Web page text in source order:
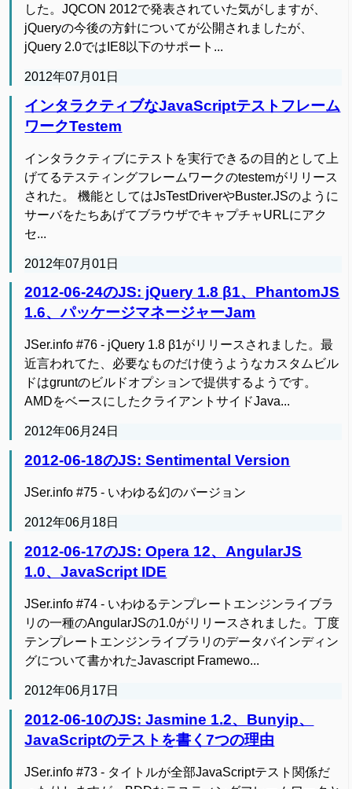
した。JQCON 2012で発表されていた気がしますが、
jQueryの今後の方針についてが公開されましたが、
jQuery 2.0ではIE8以下のサポート...
2012年07月01日
インタラクティブなJavaScriptテストフレーム
ワークTestem
インタラクティブにテストを実行できるの目的として上
げてるテスティングフレームワークのtestemがリリース
された。 機能としてはJsTestDriverやBuster.JSのように
サーバをたちあげてブラウザでキャプチャURLにアク
セ...
2012年07月01日
2012-06-24のJS: jQuery 1.8 β1、PhantomJS
1.6、パッケージマネージャーJam
JSer.info #76 - jQuery 1.8 β1がリリースされました。最
近言われてた、必要なものだけ使うようなカスタムビル
ドはgruntのビルドオプションで提供するようです。
AMDをベースにしたクライアントサイドJava...
2012年06月24日
2012-06-18のJS: Sentimental Version
JSer.info #75 - いわゆる幻のバージョン
2012年06月18日
2012-06-17のJS: Opera 12、AngularJS
1.0、JavaScript IDE
JSer.info #74 - いわゆるテンプレートエンジンライブラ
リの一種のAngularJSの1.0がリリースされました。丁度
テンプレートエンジンライブラリのデータバインディン
グについて書かれたJavascript Framewo...
2012年06月17日
2012-06-10のJS: Jasmine 1.2、Bunyip、
JavaScriptのテストを書く7つの理由
JSer.info #73 - タイトルが全部JavaScriptテスト関係だ